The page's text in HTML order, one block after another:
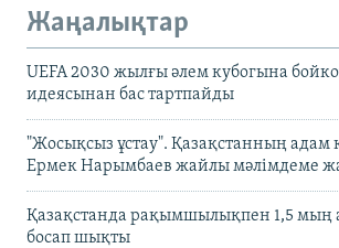
Жаңалықтар
UEFA 2030 жылғы әлем кубогына
идеясынан бас тартпайды
"Жосықсыз ұстау". Қазақстанның
Ермек Нарымбаев жайлы мәлімдеме
Қазақстанда рақымшылықпен 1,5 мың
босап шықты